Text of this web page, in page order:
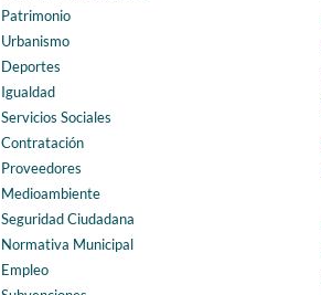
Patrimonio
Urbanismo
Deportes
Igualdad
Servicios Sociales
Contratación
Proveedores
Medioambiente
Seguridad Ciudadana
Normativa Municipal
Empleo